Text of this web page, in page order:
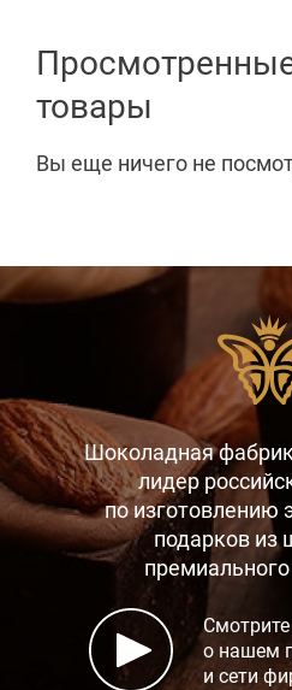
товары
Вы еще ничего не
Шоколадная
лидер
по изготовлению
подарков из
о нашем
и сети